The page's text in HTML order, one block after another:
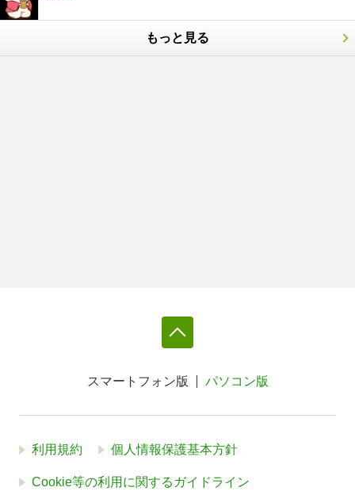
もっと見る
スマートフォン版 パソコン版
利用規約 個人情報保護基本方針
Cookie等の利用に関するガイドライン